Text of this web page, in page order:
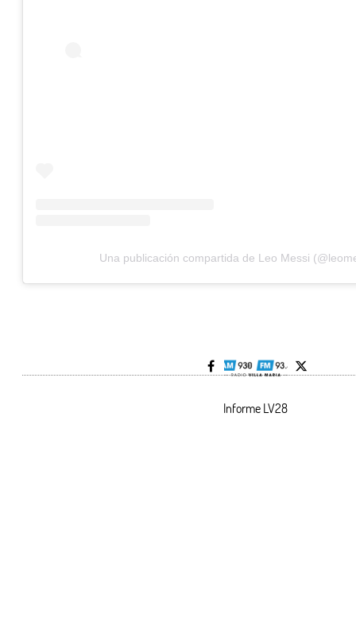
Una publicación compartida de Leo Messi
Informe LV28